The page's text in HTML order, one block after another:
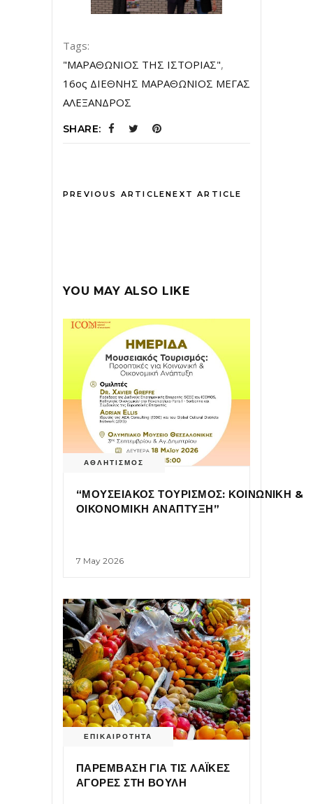
Tags:
"ΜΑΡΑΘΩΝΙΟΣ ΤΗΣ ΙΣΤΟΡΙΑΣ",
16ος ΔΙΕΘΝΗΣ ΜΑΡΑΘΩΝΙΟΣ ΜΕΓΑΣ
ΑΛΕΞΑΝΔΡΟΣ
SHARE:
PREVIOUS ARTICLENEXT ARTICLE
YOU MAY ALSO LIKE
ΑΘΛΗΤΙΣΜΟΣ
“ΜΟΥΣΕΙΑΚΟΣ ΤΟΥΡΙΣΜΟΣ: ΚΟΙΝΩΝΙΚΗ &
ΟΙΚΟΝΟΜΙΚΗ ΑΝΑΠΤΥΞΗ”
7 May 2026
ΕΠΙΚΑΙΡΟΤΗΤΑ
ΠΑΡΕΜΒΑΣΗ ΓΙΑ ΤΙΣ ΛΑΪΚΕΣ
ΑΓΟΡΕΣ ΣΤΗ ΒΟΥΛΗ